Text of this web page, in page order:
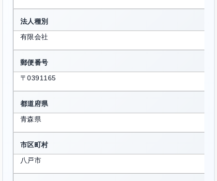
法人種別
有限会社
郵便番号
〒0391165
都道府県
青森県
市区町村
八戸市